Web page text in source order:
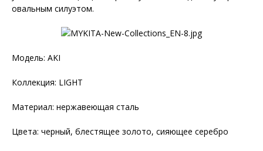
овальным силуэтом.
Модель: AKI
Коллекция: LIGHT
Материал: нержавеющая сталь
Цвета: черный, блестящее золото, сияющее серебро